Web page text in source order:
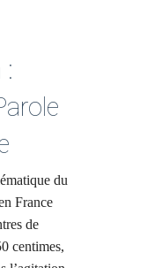
du
France
de
centimes,